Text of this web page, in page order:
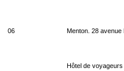
06 Menton. 28
Hôtel de voyageurs